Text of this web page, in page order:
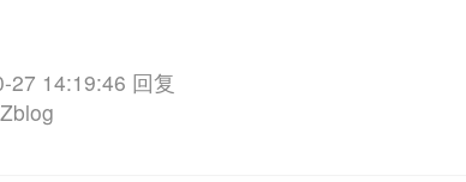
27 14:19:46 回复